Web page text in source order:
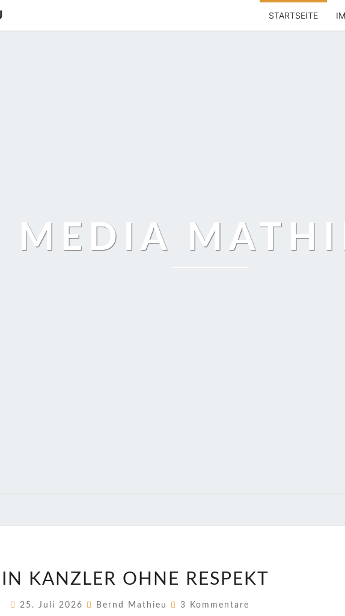
STARTSEITE
MEDIA
KANZLER
OHNE
KANZLER OHNE RESPEKT
25. Juli 2026 Bernd Mathieu Kommentare
3 Kommentare